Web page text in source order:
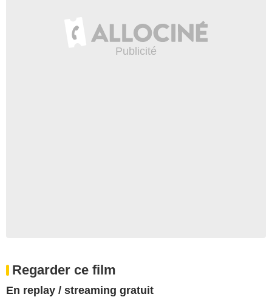
Regarder ce film
En replay / streaming gratuit